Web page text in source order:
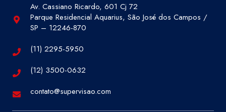
Av. Cassiano Ricardo, 601 Cj 72
Parque Residencial Aquarius, São José dos Campos /
SP – 12246-870
(11) 2295-5950
(12) 3500-0632
contato@supervisao.com